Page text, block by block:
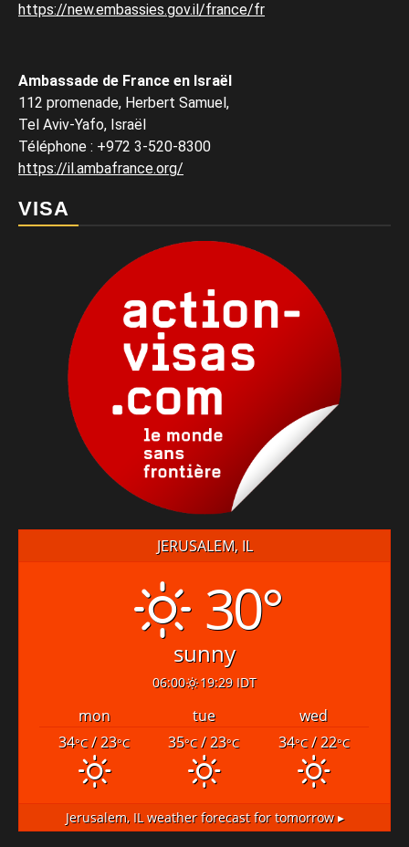
https://new.embassies.gov.il/france/fr
Ambassade de France en Israël
112 promenade, Herbert Samuel,
Tel Aviv-Yafo, Israël
Téléphone : +972 3-520-8300
https://il.ambafrance.org/
VISA
JERUSALEM, IL
30°
sunny
06:00 19:29 IDT
mon tue
wed
34°C/ 23°C 35°C/ 23°C 34°C/ 22°C
Jerusalem, ILweather forecast for tomorrow ▸